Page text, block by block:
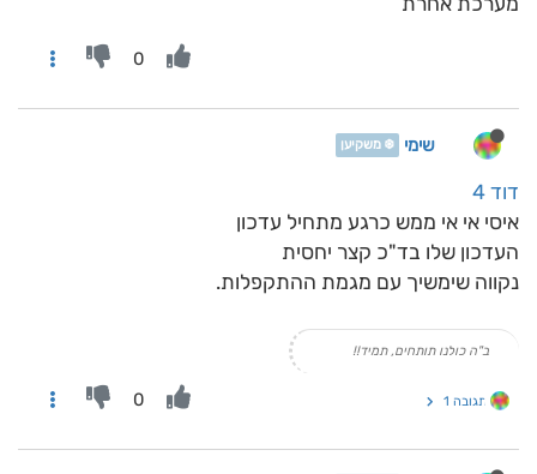
0
שימי ❄️ משקיען
דוד 4
איסי אי אי ממש כרגע מתחיל עדכון
העדכון שלו בד"כ קצר יחסית
נקווה שימשיך עם מגמת ההתקפלות.
ב"ה כולנו תותחים, תמיד!!
תגובה 1 0